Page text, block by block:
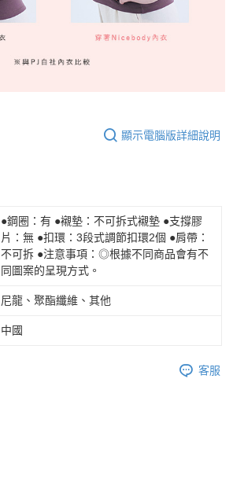
顯示電腦版詳細說明
●鋼圈：有 ●襯墊：不可拆式襯墊 ●支撐膠
片：無 ●扣環：3段式調節扣環2個 ●肩帶：
不可拆 ●注意事項：◎根據不同商品會有不
同圖案的呈現方式。
尼龍、聚酯纖維、其他
中國
客服